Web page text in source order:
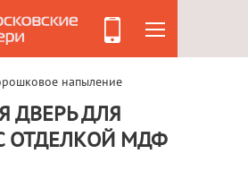
напыление
ДВЕРЬ ДЛЯ
ОТДЕЛКОЙ МДФ